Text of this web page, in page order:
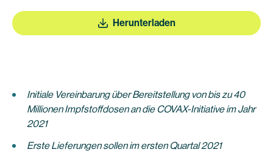
Herunterladen
Initiale Vereinbarung über Bereitstellung von bis zu 40
Millionen Impfstoffdosen an die COVAX-Initiative im Jahr
2021
Erste Lieferungen sollen im ersten Quartal 2021